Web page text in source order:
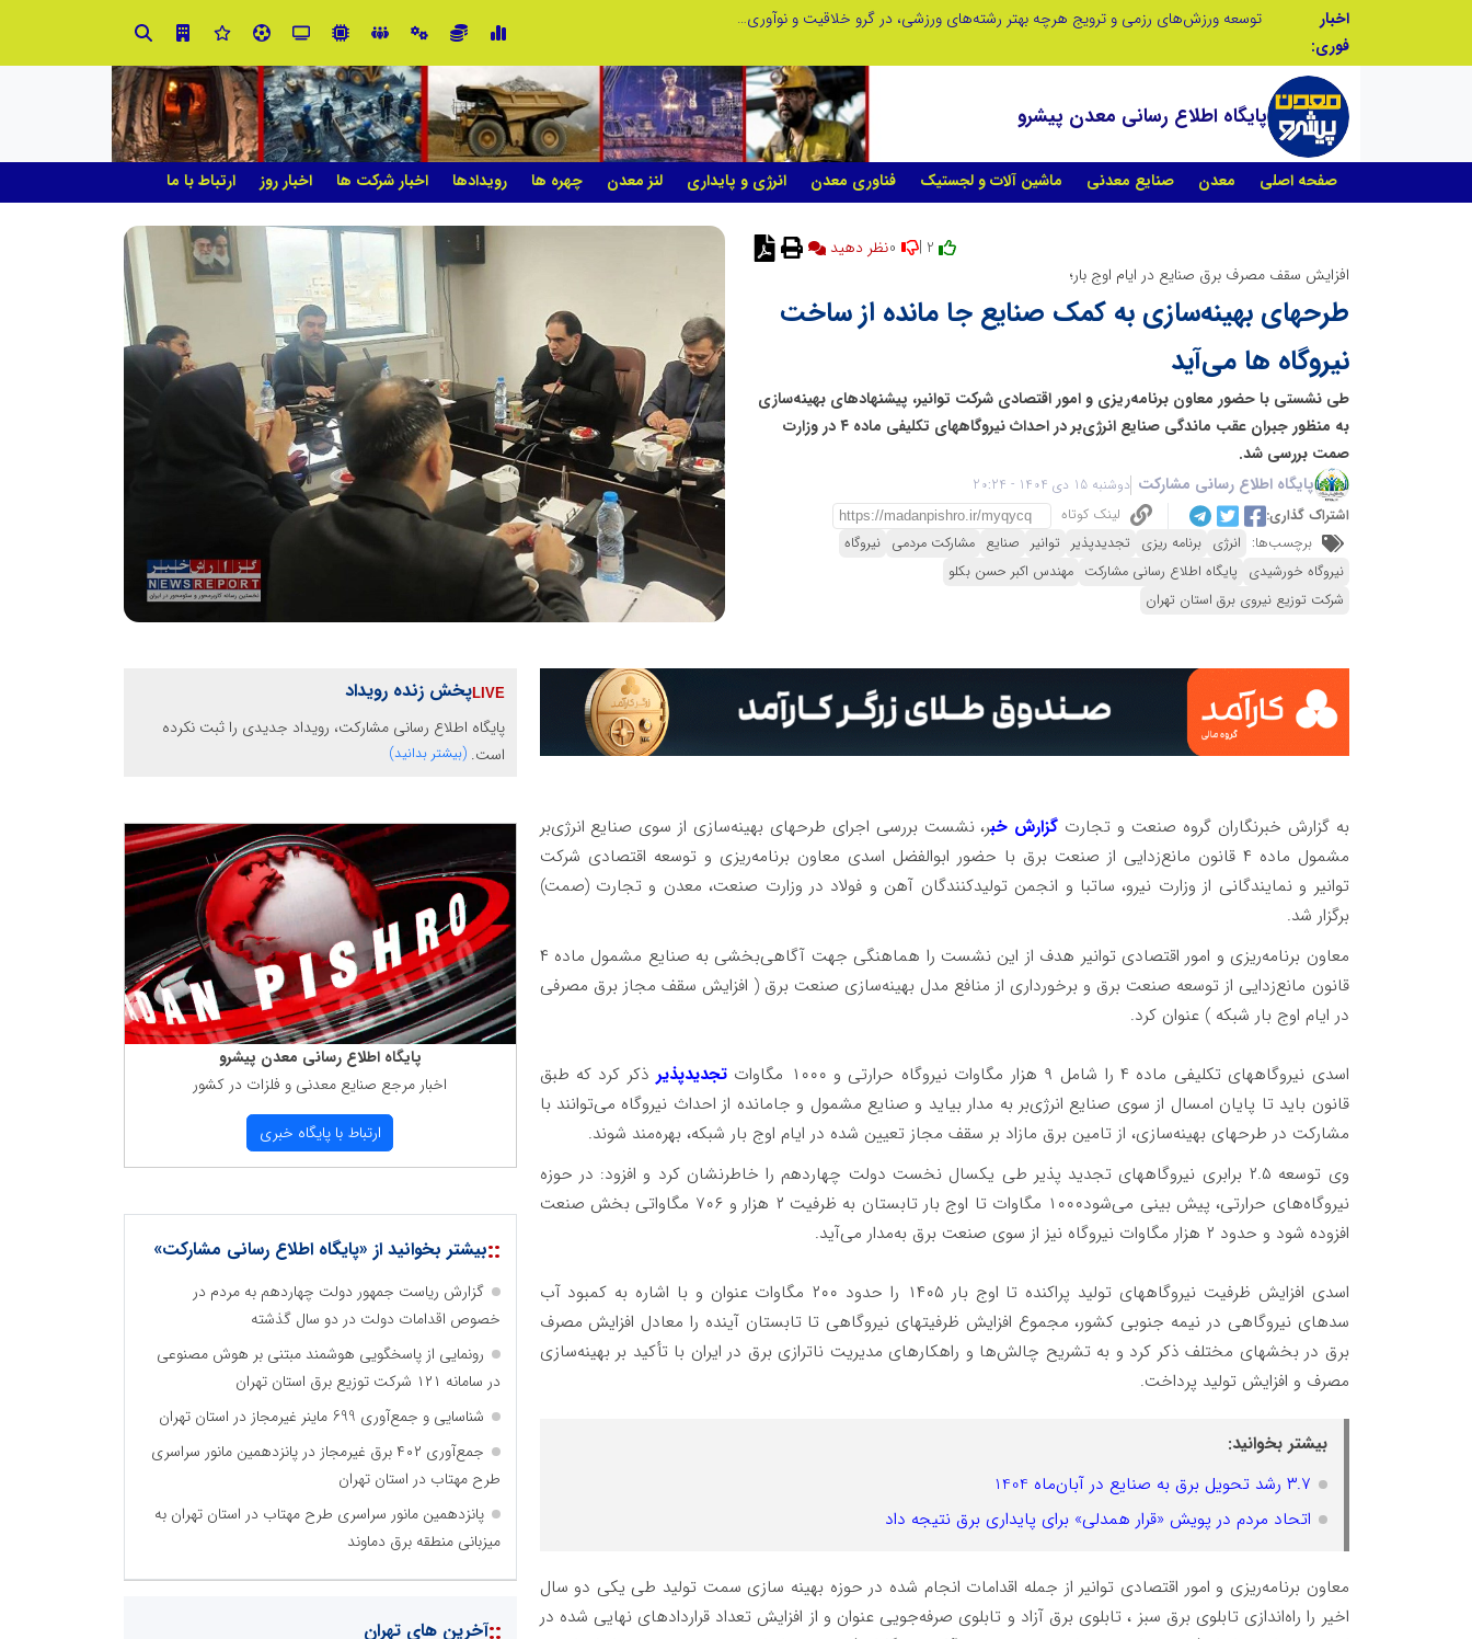
اخبار
فوری:
توسعه ورزش‌های رزمی و ترویج هرچه بهتر رشته‌های ورزشی، در گرو خلاقیت و نوآوری است لبنیات سنتی؛ میراثی که برای بقا به حمایت و نوآوری نیاز دارد
پایگاه اطلاع رسانی معدن پیشرو
صفحه اصلی معدن صنایع معدنی ماشین آلات و لجستیک فناوری معدن انرژی و پایداری لنز معدن چهره ها رویدادها اخبار شرکت ها اخبار روز ارتباط با ما
نظر دهید
افزایش سقف مصرف برق صنایع در ایام اوج بار؛
طرحهای بهینه‌سازی به کمک صنایع جا مانده از ساخت
نیروگاه ها می‌آید
طی نشستی با حضور معاون برنامه‌ریزی و امور اقتصادی شرکت توانیر، پیشنهادهای بهینه‌سازی
به منظور جبران عقب ماندگی صنایع انرژی‌بر در احداث نیروگاههای تکلیفی ماده ۴ در وزارت
صمت بررسی شد.
پایگاه اطلاع رسانی مشارکت دوشنبه 15 دی 1404 - 20:24
اشتراک گذاری:
لینک کوتاه
برچسب‌ها: انرژی برنامه ریزی تجدیدپذیر توانیر صنایع مشارکت مردمی نیروگاه
نیروگاه خورشیدی پایگاه اطلاع رسانی مشارکت مهندس اکبر حسن بکلو
شرکت توزیع نیروی برق استان تهران
به گزارش خبرنگاران گروه صنعت و تجارت گزارش خبر، نشست بررسی اجرای طرحهای بهینه‌سازی از سوی صنایع انرژی‌بر
مشمول ماده ۴ قانون مانع‌زدایی از صنعت برق با حضور ابوالفضل اسدی معاون برنامه‌ریزی و توسعه اقتصادی شرکت
توانیر و نمایندگانی از وزارت نیرو، ساتبا و انجمن تولیدکنندگان آهن و فولاد در وزارت صنعت، معدن و تجارت (صمت)
برگزار شد.
معاون برنامه‌ریزی و امور اقتصادی توانیر هدف از این نشست را هماهنگی جهت آگاهی‌بخشی به صنایع مشمول ماده ۴
قانون مانع‌زدایی از توسعه صنعت برق و برخورداری از منافع مدل بهینه‌سازی صنعت برق ( افزایش سقف مجاز برق مصرفی
در ایام اوج بار شبکه ) عنوان کرد.
اسدی نیروگاههای تکلیفی ماده ۴ را شامل ۹ هزار مگاوات نیروگاه حرارتی و ۱۰۰۰ مگاوات تجدیدپذیر ذکر کرد که طبق
قانون باید تا پایان امسال از سوی صنایع انرژی‌بر به مدار بیاید و صنایع مشمول و جامانده از احداث نیروگاه می‌توانند با
مشارکت در طرحهای بهینه‌سازی، از تامین برق مازاد بر سقف مجاز تعیین شده در ایام اوج بار شبکه، بهره‌مند شوند.
وی توسعه ۲.۵ برابری نیروگاههای تجدید پذیر طی یکسال نخست دولت چهاردهم را خاطرنشان کرد و افزود: در حوزه
نیروگاه‌های حرارتی، پیش بینی می‌شود۱۰۰۰ مگاوات تا اوج بار تابستان به ظرفیت ۲ هزار و ۷۰۶ مگاواتی بخش صنعت
افزوده شود و حدود ۲ هزار مگاوات نیروگاه نیز از سوی صنعت برق به‌مدار می‌آید.
اسدی افزایش ظرفیت نیروگاههای تولید پراکنده تا اوج بار ۱۴۰۵ را حدود ۲۰۰ مگاوات عنوان و با اشاره به کمبود آب
سدهای نیروگاهی در نیمه جنوبی کشور، مجموع افزایش ظرفیتهای نیروگاهی تا تابستان آینده را معادل افزایش مصرف
برق در بخشهای مختلف ذکر کرد و به تشریح چالش‌ها و راهکارهای مدیریت ناترازی برق در ایران با تأکید بر بهینه‌سازی
مصرف و افزایش تولید پرداخت.
بیشتر بخوانید:
۳.۷ رشد تحویل برق به صنایع در آبان‌ماه 1404
اتحاد مردم در پویش «قرار همدلی» برای پایداری برق نتیجه داد
معاون برنامه‌ریزی و امور اقتصادی توانیر از جمله اقدامات انجام شده در حوزه بهینه سازی سمت تولید طی یکی دو سال
اخیر را راه‌اندازی تابلوی برق سبز ، تابلوی برق آزاد و تابلوی صرفه‌جویی عنوان و از افزایش تعداد قراردادهای نهایی شده در
پخش زنده رویداد
پایگاه اطلاع رسانی مشارکت، رویداد جدیدی را ثبت نکرده
است. (بیشتر بدانید)
پایگاه اطلاع رسانی معدن پیشرو
اخبار مرجع صنایع معدنی و فلزات در كشور
ارتباط با پایگاه خبری
::بیشتر بخوانید از «پایگاه اطلاع رسانی مشارکت»
گزارش ریاست جمهور دولت چهاردهم به مردم در
خصوص اقدامات دولت در دو سال گذشته
رونمایی از پاسخگویی هوشمند مبتنی بر هوش مصنوعی
در سامانه ۱۲۱ شرکت توزیع برق استان تهران
شناسایی و جمع‌آوری 699 ماینر غیرمجاز در استان تهران
جمع‌آوری ۴۰۲ برق غیرمجاز در پانزدهمین مانور سراسری
طرح مهتاب در استان تهران
پانزدهمین مانور سراسری طرح مهتاب در استان تهران به
میزبانی منطقه برق دماوند
::آخرین های تهران